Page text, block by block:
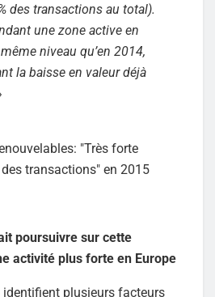
des transactions au total).
une zone active en
niveau qu’en 2014,
la baisse en valeur déjà
poursuivre sur cette
activité plus forte en Europe
identifient plusieurs facteurs